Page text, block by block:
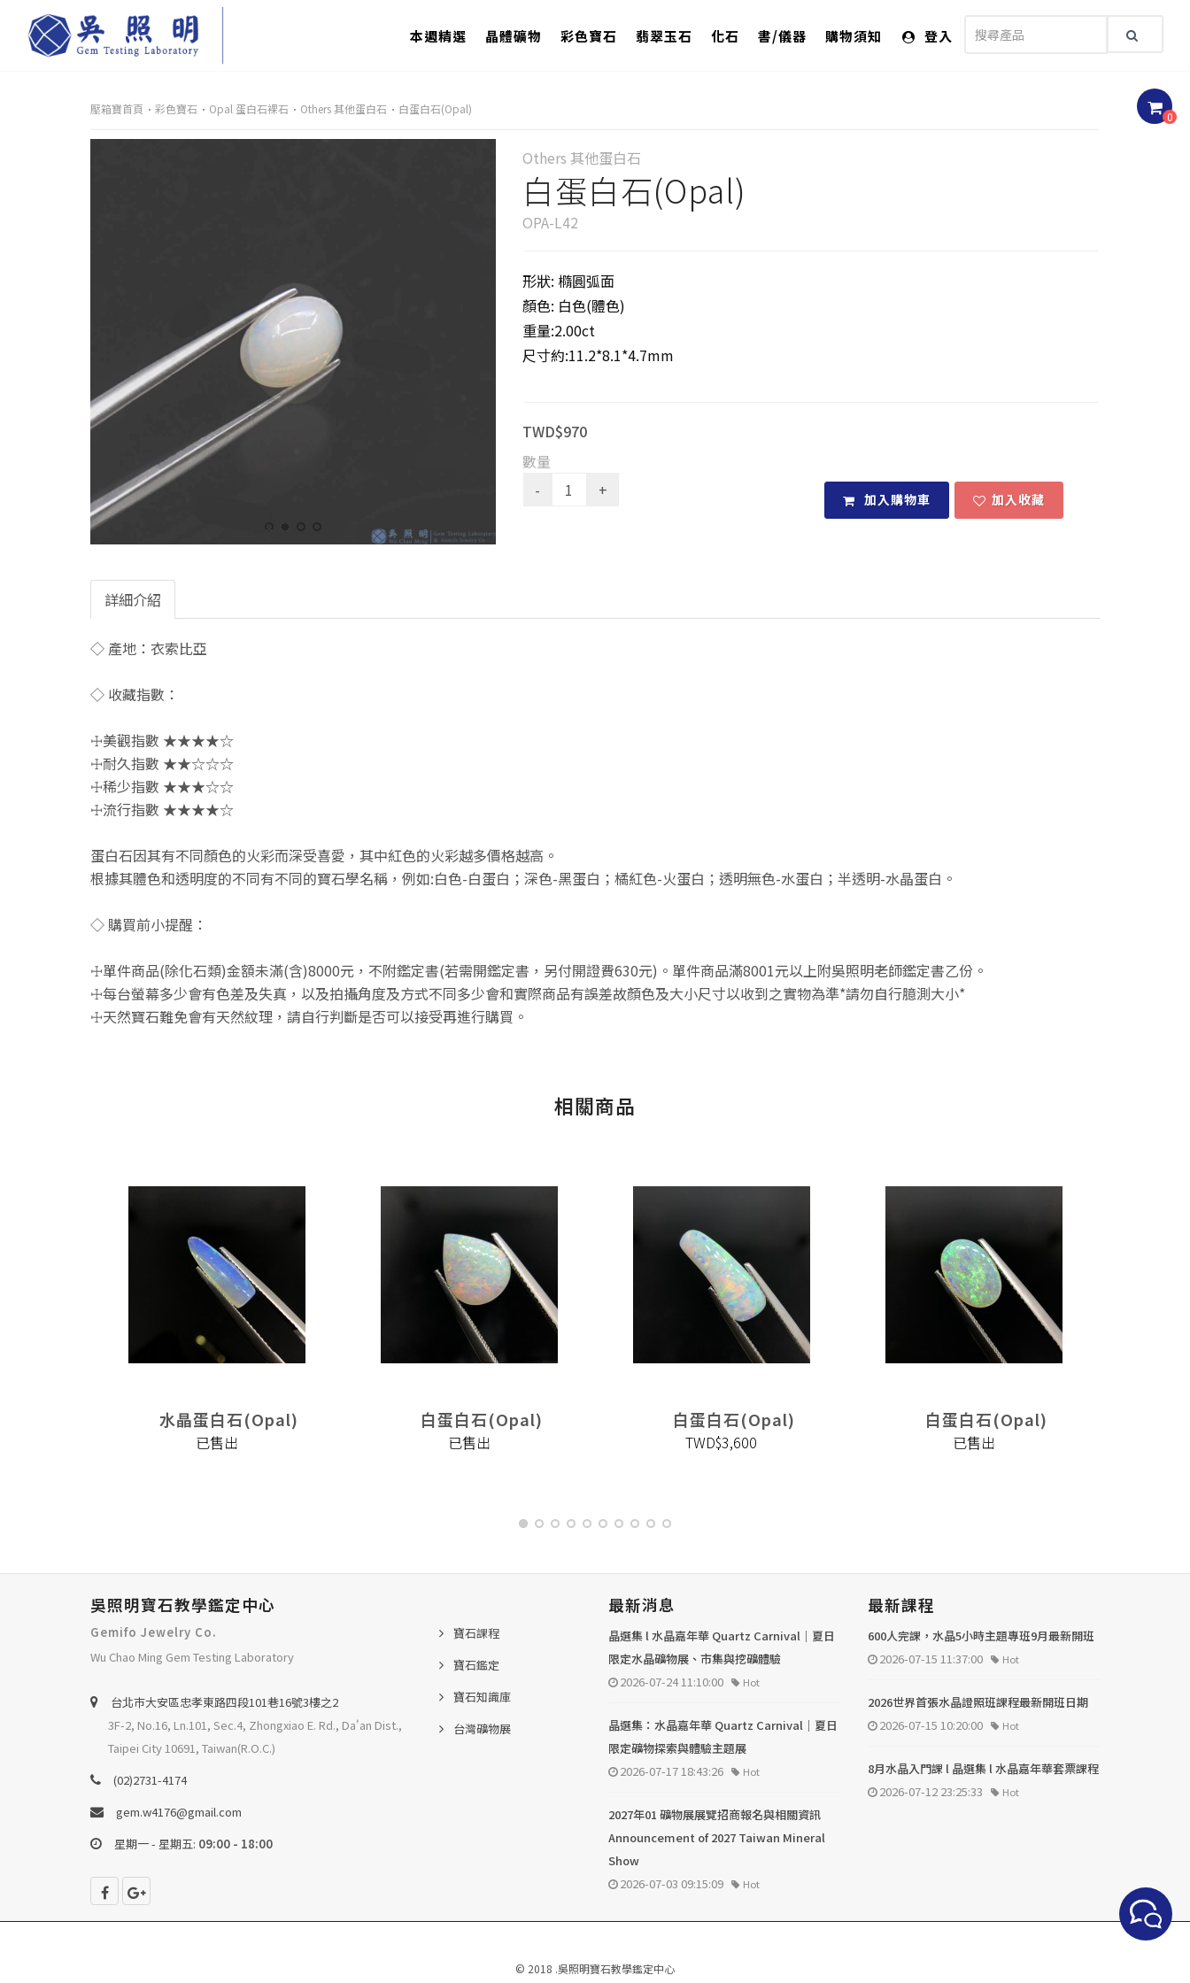
本週精選 晶體礦物 彩色寶石 翡翠玉石 化石 書/儀器 購物須知 登入
0
壓箱寶首頁 彩色寶石 Opal 蛋白石裸石 Others 其他蛋白石 白蛋白石(Opal)
Others 其他蛋白石
白蛋白石(Opal)
OPA-L42
形狀: 橢圓弧面
顏色: 白色(體色)
重量:2.00ct
尺寸約:11.2*8.1*4.7mm
TWD$970
數量
加入購物車 加入收藏
詳細介紹
◇ 產地：衣索比亞
◇ 收藏指數：
☩美觀指數 ★★★★☆
☩耐久指數 ★★☆☆☆
☩稀少指數 ★★★☆☆
☩流行指數 ★★★★☆
蛋白石因其有不同顏色的火彩而深受喜愛，其中紅色的火彩越多價格越高。
根據其體色和透明度的不同有不同的寶石學名稱，例如:白色-白蛋白；深色-黑蛋白；橘紅色-火蛋白；透明無色-水蛋白；半透明-水晶蛋白。
◇ 購買前小提醒：
☩單件商品(除化石類)金額未滿(含)8000元，不附鑑定書(若需開鑑定書，另付開證費630元)。單件商品滿8001元以上附吳照明老師鑑定書乙份。
☩每台螢幕多少會有色差及失真，以及拍攝角度及方式不同多少會和實際商品有誤差故顏色及大小尺寸以收到之實物為準*請勿自行臆測大小*
☩天然寶石難免會有天然紋理，請自行判斷是否可以接受再進行購買。
相關商品
水晶蛋白石(Opal)
已售出
白蛋白石(Opal)
已售出
白蛋白石(Opal)
TWD$3,600
白蛋白石(Opal)
已售出
吳照明寶石教學鑑定中心
Gemifo Jewelry Co.
Wu Chao Ming Gem Testing Laboratory
台北巿大安區忠孝東路四段101巷16號3樓之2
3F-2, No.16, Ln.101, Sec.4, Zhongxiao E. Rd., Da'an Dist.,
Taipei City 10691, Taiwan(R.O.C.)
(02)2731-4174
gem.w4176@gmail.com
星期一 - 星期五: 09:00 - 18:00
寶石課程
寶石鑑定
寶石知識庫
台灣礦物展
最新消息
晶選集 l 水晶嘉年華 Quartz Carnival｜夏日
限定水晶礦物展、市集與挖礦體驗
2026-07-24 11:10:00
Hot
晶選集：水晶嘉年華 Quartz Carnival｜夏日
限定礦物探索與體驗主題展
2026-07-17 18:43:26
Hot
2027年01 礦物展展覽招商報名與相關資訊
Announcement of 2027 Taiwan Mineral
Show
2026-07-03 09:15:09
Hot
最新課程
600人完課，水晶5小時主題專班9月最新開班
2026-07-15 11:37:00
Hot
2026世界首張水晶證照班課程最新開班日期
2026-07-15 10:20:00
Hot
8月水晶入門課 l 晶選集 l 水晶嘉年華套票課程
2026-07-12 23:25:33
Hot
© 2018 .吳照明寶石教學鑑定中心